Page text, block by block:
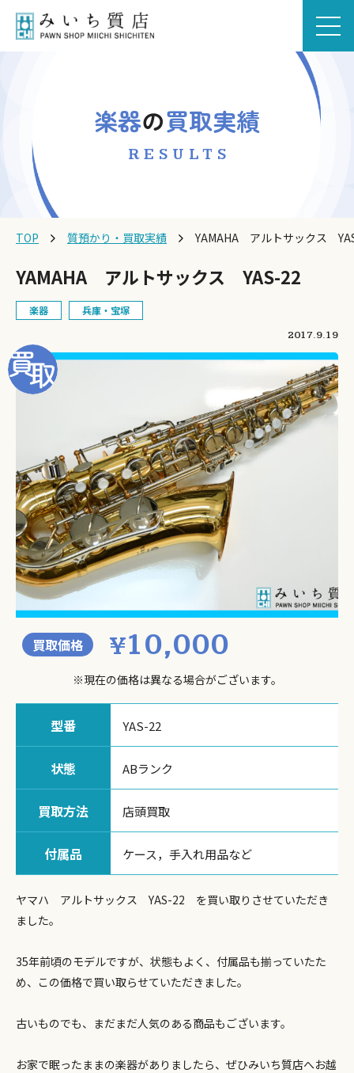
楽器の買取実績
RESULTS
TOP 質預かり・買取実績 YAMAHA アルトサックス
YAMAHA アルトサックス YAS-22
楽器 兵庫・宝塚
2017.9.19
買取価格 ¥10,000
※現在の価格は異なる場合がございます。
型番 YAS-22
状態 ABランク
買取方法 店頭買取
付属品 ケース，手入れ用品など
ヤマハ アルトサックス YAS-22 を買い取りさせていただき
ました。
35年前頃のモデルですが、状態もよく、付属品も揃っていたた
め、この価格で買い取らせていただきました。
古いものでも、まだまだ人気のある商品もございます。
お家で眠ったままの楽器がありましたら、ぜひみいち質店へお越